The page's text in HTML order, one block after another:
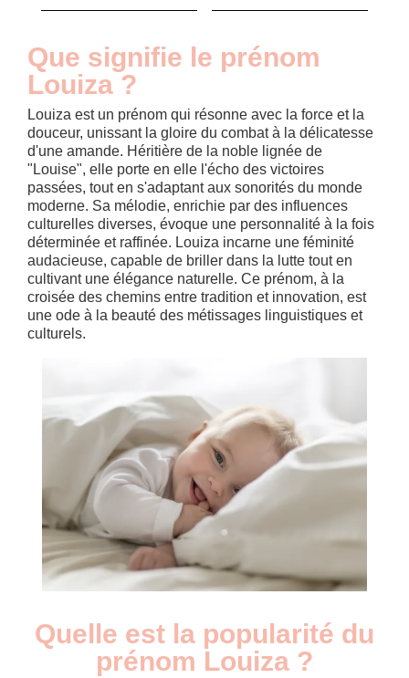
Que signifie le prénom
Louiza ?
Louiza est un prénom qui résonne avec la force et la
douceur, unissant la gloire du combat à la délicatesse
d'une amande. Héritière de la noble lignée de
"Louise", elle porte en elle l'écho des victoires
passées, tout en s'adaptant aux sonorités du monde
moderne. Sa mélodie, enrichie par des influences
culturelles diverses, évoque une personnalité à la fois
déterminée et raffinée. Louiza incarne une féminité
audacieuse, capable de briller dans la lutte tout en
cultivant une élégance naturelle. Ce prénom, à la
croisée des chemins entre tradition et innovation, est
une ode à la beauté des métissages linguistiques et
culturels.
Quelle est la popularité du
prénom Louiza ?
Année
Nouveaux-
nés